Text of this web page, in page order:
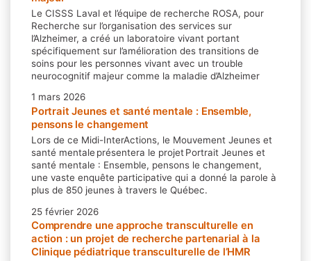
Le CISSS Laval et l’équipe de recherche ROSA, pour
Recherche sur l’organisation des services sur
l’Alzheimer, a créé un laboratoire vivant portant
spécifiquement sur l’amélioration des transitions de
soins pour les personnes vivant avec un trouble
neurocognitif majeur comme la maladie d’Alzheimer
1 mars 2026
Portrait Jeunes et santé mentale : Ensemble,
pensons le changement
Lors de ce Midi-InterActions, le Mouvement Jeunes et
santé mentale présentera le projet Portrait Jeunes et
santé mentale : Ensemble, pensons le changement,
une vaste enquête participative qui a donné la parole à
plus de 850 jeunes à travers le Québec.
25 février 2026
Comprendre une approche transculturelle en
action : un projet de recherche partenarial à la
Clinique pédiatrique transculturelle de l’HMR